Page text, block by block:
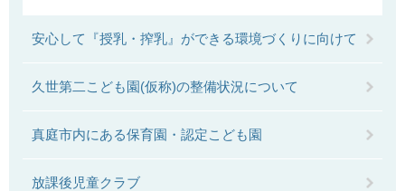
安心して『授乳・搾乳』ができる環境づくりに向けて
久世第二こども園(仮称)の整備状況について
真庭市内にある保育園・認定こども園
放課後児童クラブ